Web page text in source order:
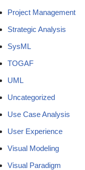
Project Management
Strategic Analysis
SysML
TOGAF
UML
Uncategorized
Use Case Analysis
User Experience
Visual Modeling
Visual Paradigm